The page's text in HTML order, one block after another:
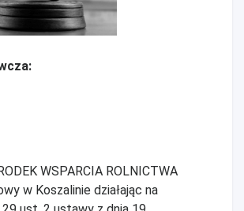
WSPARCIA ROLNICTWA
w Koszalinie działając na